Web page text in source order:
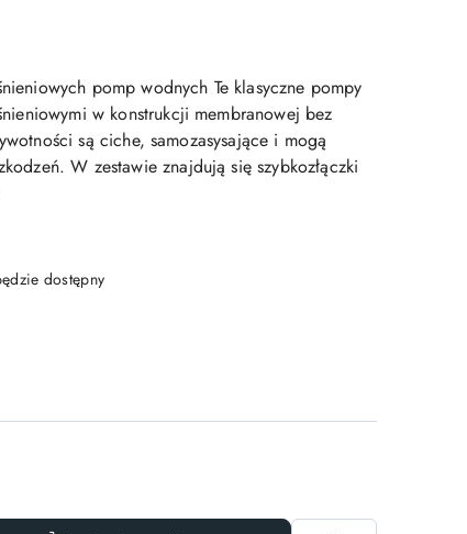
pomp wodnych Te klasyczne pompy
w konstrukcji membranowej bez
są ciche, samozasysające i mogą
W zestawie znajdują się szybkozłączki
dostępny